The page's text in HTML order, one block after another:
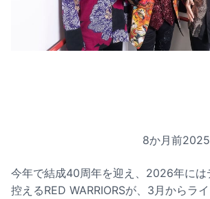
8か月前
今年で結成40周年を迎え、2026年に
控えるRED WARRIORSが、3月からラ